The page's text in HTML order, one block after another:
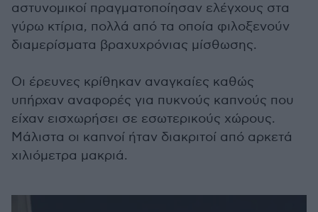
αστυνομικοί πραγματοποίησαν ελέγχους στα
γύρω κτίρια, πολλά από τα οποία φιλοξενούν
διαμερίσματα βραχυχρόνιας μίσθωσης.
Οι έρευνες κρίθηκαν αναγκαίες καθώς
υπήρχαν αναφορές για πυκνούς καπνούς που
είχαν εισχωρήσει σε εσωτερικούς χώρους.
Μάλιστα οι καπνοί ήταν διακριτοί από αρκετά
χιλιόμετρα μακριά.